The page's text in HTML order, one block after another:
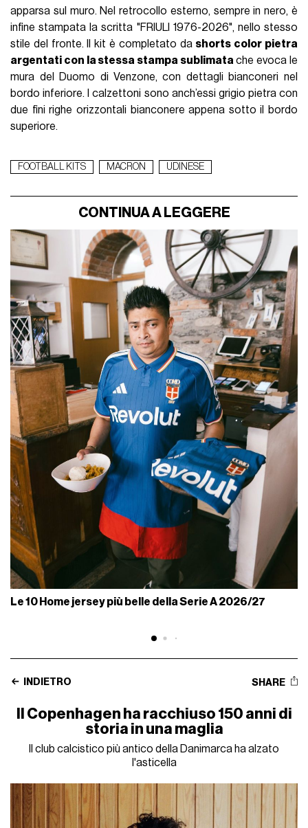
apparsa sul muro. Nel retrocollo esterno, sempre in nero, è
infine stampata la scritta "FRIULI 1976-2026", nello stesso
stile del fronte. Il kit è completato da shorts color pietra
argentati con la stessa stampa sublimatache evoca le
mura del Duomo di Venzone, con dettagli bianconeri nel
bordo inferiore. I calzettoni sono anch’essi grigio pietra con
due fini righe orizzontali bianconere appena sotto il bordo
superiore.
FOOTBALL KITS MACRON UDINESE
CONTINUA A LEGGERE
Le 10 Home jersey più belle della Serie A 2026/27
INDIETRO SHARE
Il Copenhagen ha racchiuso 150 anni di
storia in una maglia
Il club calcistico più antico della Danimarca ha alzato
l'asticella